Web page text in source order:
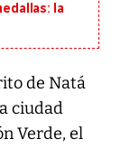
la
de Natá
ciudad
Verde, el